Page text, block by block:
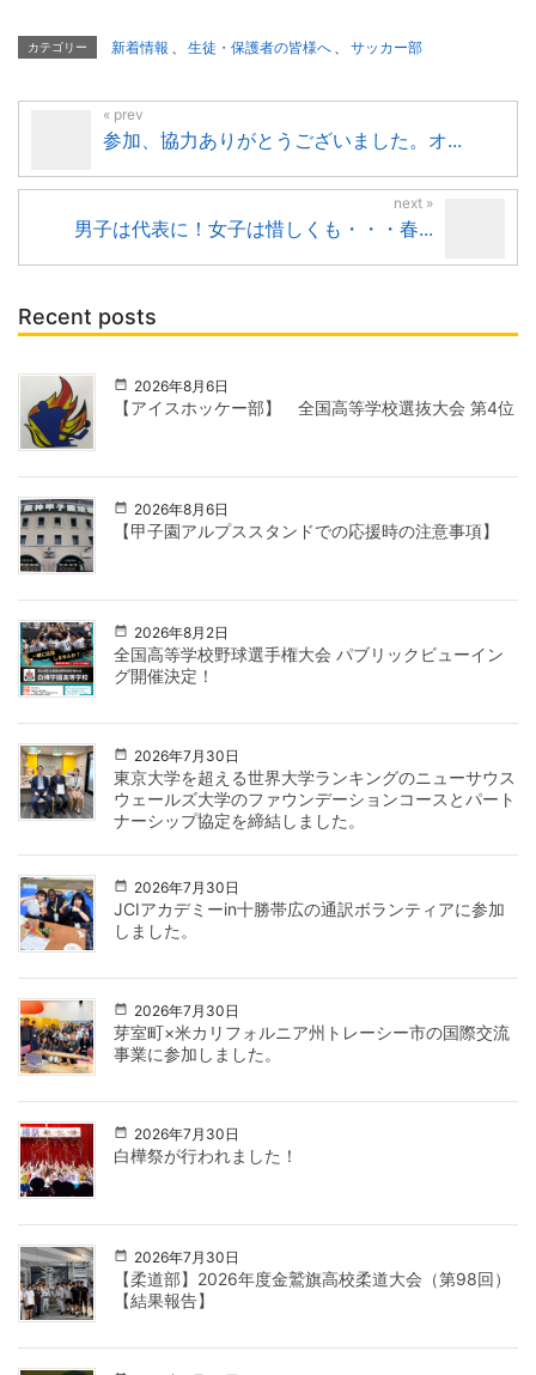
カテゴリー 新着情報 生徒・保護者の皆様へ サッカー部
参加、協力ありがとうございました。オ...
男子は代表に！女子は惜しくも・・・春...
Recent posts
2026年8月6日
【アイスホッケー部】 全国高等学校選抜大会 第4位
2026年8月6日
【甲子園アルプススタンドでの応援時の注意事項】
2026年8月2日
全国高等学校野球選手権大会 パブリックビューイン
グ開催決定！
2026年7月30日
東京大学を超える世界大学ランキングのニューサウス
ウェールズ大学のファウンデーションコースとパート
ナーシップ協定を締結しました。
2026年7月30日
JCIアカデミーin十勝帯広の通訳ボランティアに参加
しました。
2026年7月30日
芽室町×米カリフォルニア州トレーシー市の国際交流
事業に参加しました。
2026年7月30日
白樺祭が行われました！
2026年7月30日
【柔道部】2026年度金鷲旗高校柔道大会（第98回）
【結果報告】